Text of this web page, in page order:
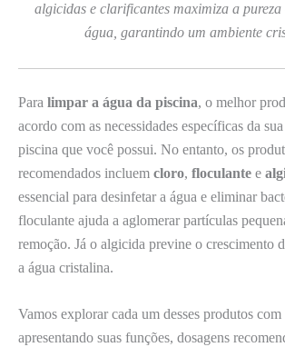
algicidas e clarificantes maximiza a pureza
água, garantindo um ambiente
Para limpar a água da piscina, o melhor
acordo com as necessidades específicas da
piscina que você possui. No entanto, os
recomendados incluem cloro, floculante e
essencial para desinfetar a água e eliminar
floculante ajuda a aglomerar partículas
remoção. Já o algicida previne o crescimento
a água cristalina.
Vamos explorar cada um desses produtos com
apresentando suas funções, dosagens